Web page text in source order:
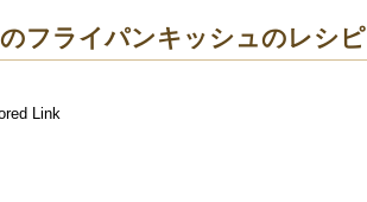
フライパンキッシュのレシピ
Link